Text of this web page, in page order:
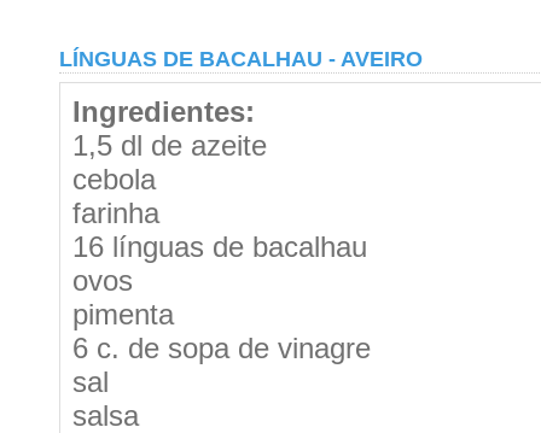
LÍNGUAS DE BACALHAU - AVEIRO
Ingredientes:
1,5 dl de azeite
cebola
farinha
16 línguas de bacalhau
ovos
pimenta
6 c. de sopa de vinagre
sal
salsa